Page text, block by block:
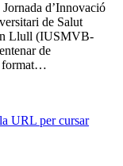
d’Innovació
de Salut
Llull (IUSMVB-
de
format…
URL per cursar